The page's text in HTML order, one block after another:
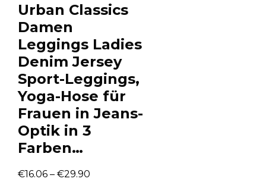
Urban Classics
Damen
Leggings Ladies
Denim Jersey
Sport-Leggings,
Yoga-Hose für
Frauen in Jeans-
Optik in 3
Farben…
€16.06– €29.90